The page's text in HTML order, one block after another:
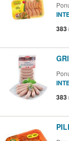
383
383